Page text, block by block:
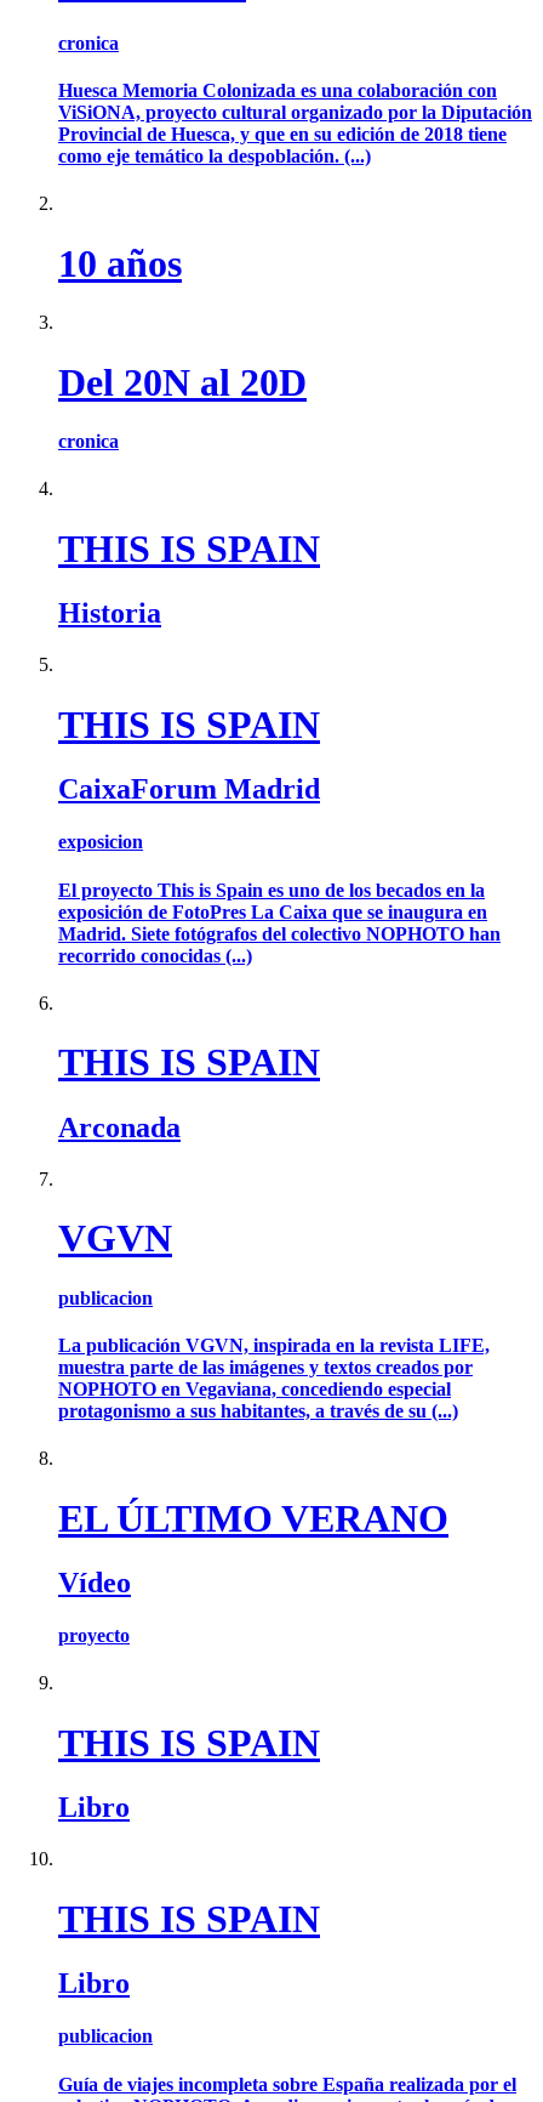
cronica
Huesca Memoria Colonizada es una colaboración con
ViSiONA, proyecto cultural organizado por la Diputación
Provincial de Huesca, y que en su edición de 2018 tiene
como eje temático la despoblación. (...)
10 años
Del 20N al 20D
cronica
THIS IS SPAIN
Historia
THIS IS SPAIN
CaixaForum Madrid
exposicion
El proyecto This is Spain es uno de los becados en la
exposición de FotoPres La Caixa que se inaugura en
Madrid. Siete fotógrafos del colectivo NOPHOTO han
recorrido conocidas (...)
THIS IS SPAIN
Arconada
VGVN
publicacion
La publicación VGVN, inspirada en la revista LIFE,
muestra parte de las imágenes y textos creados por
NOPHOTO en Vegaviana, concediendo especial
protagonismo a sus habitantes, a través de su (...)
EL ÚLTIMO VERANO
Vídeo
proyecto
THIS IS SPAIN
Libro
THIS IS SPAIN
Libro
publicacion
Guía de viajes incompleta sobre España realizada por el